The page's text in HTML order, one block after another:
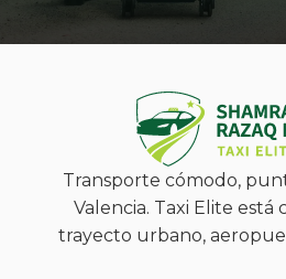
Transporte cómodo,
Valencia. Taxi Elite está
trayecto urbano,